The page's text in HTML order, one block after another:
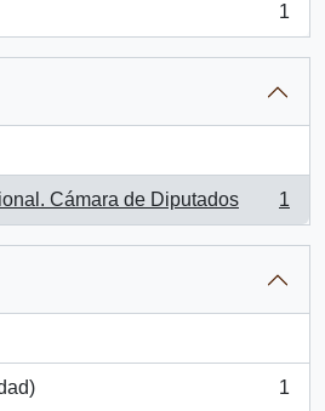
1
Cámara de Diputados 1
1